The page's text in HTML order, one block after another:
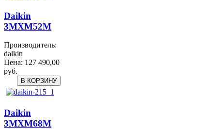
Daikin
3MXM52M
Производитель:
daikin
Цена: 127 490,00
руб.
Daikin
3MXM68M